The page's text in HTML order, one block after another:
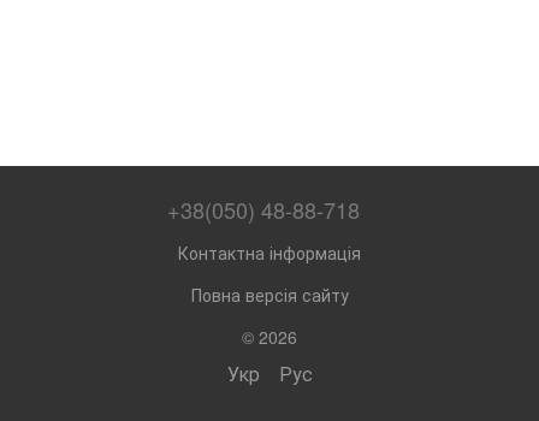
+38(050) 48-88-718
Контактна інформація
Повна версія сайту
© 2026
Укр Рус